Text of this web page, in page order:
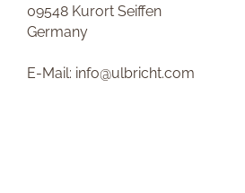
09548 Kurort Seiffen
Germany
E-Mail: info@ulbricht.com